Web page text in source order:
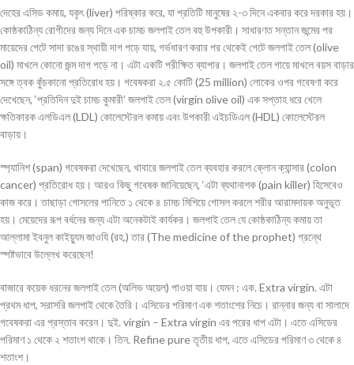
দেহের এসিড কমায়, যকৃৎ (liver) পরিষ্কার করে, যা প্রতিটি মানুষের ২-৩ দিনে একবার করে দরকার হয়।
কোষ্ঠকাঠিন্য রোগীদের জন্য দিনে এক চামচ জলপাই তেল বহু উপকারী। সাধারণত সন্তান জন্মের পর
মায়েদের পেটে সাদা রঙের স্থায়ী দাগ পড়ে যায়, গর্ভধারণ করার পর থেকেই পেটে জলপাই তেল (olive
oil) মাখলে কোনো জন্ম দাগ পড়ে না। এটা একটি পরীক্ষিত ব্যাপার। জলপাই তেল গায়ে মাখলে বয়স বাড়ার
সঙ্গে ত্বক কুঁচকানো প্রতিরোধ হয়। গবেষকরা ২.৫ কোটি (25 million) লোকের ওপর গবেষণা করে
দেখেছেন, ‘প্রতিদিন দুই চামচ কুমারী’ জলপাই তেল (virgin olive oil) এক সপ্তাহ ধরে খেলে
ক্ষতিকারক এলডিএল (LDL) কোলেস্টেরল কমায় এবং উপকারী এইচডিএল (HDL) কোলেস্টেরল
বাড়ায়।
স্প্যানিশ (span) গবেষকরা দেখেছেন, খাবারে জলপাই তেল ব্যবহার করলে ক্লোন ক্যান্সার (colon
cancer) প্রতিরোধ হয়। আরও কিছু গবেষক জানিয়েছেন, ‘এটা ব্যথানাশক (pain killer) হিসেবেও
কাজ করে। তাছাড়া গোসলের পানিতে ১ থেকে ৪ চামচ মিশিয়ে গোসল করলে শরীর আরামদায়ক অনুভূত
হয়। মেয়েদের রূপ বর্ধনের জন্য এটা অনেকটাই কার্যকর। জলপাই তেল যে কোষ্ঠকাঠিন্য কমায় তা
আল্লামা ইবনুল কাইয়্যুম জাওযি (রহ.) তার (The medicine of the prophet) গ্রন্থে
স্পষ্টভাবে উল্লেখ করেছেন!
বাজারে কয়েক ধরনের জলপাই তেল (অলিভ অয়েল) পাওয়া যায়। যেমন : এক. Extra virgin. এটা
প্রথম ধাপ, সরাসরি জলপাই থেকে তৈরি। এসিডের পরিমাণ এক শতাংশের নিচে। রান্নার জন্য বা সালাদে
গবেষকরা এর প্রস্তাব করেন। দুই. virgin – Extra virgin এর পরের ধাপ এটা। এতে এসিডের
পরিমাণ ১ থেকে ২ শতাংশ থাকে। তিন. Refine pure তৃতীয় ধাপ, এতে এসিডের পরিমাণ ৩ থেকে ৪
শতাংশ।